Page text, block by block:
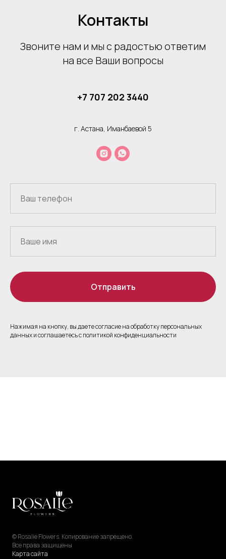
Контакты
Звоните нам и мы с радостью ответим
на все Ваши вопросы
+7 707 202 3440
г. Астана, Иманбаевой 5
Отправить
Нажимая на кнопку, вы даете согласие на обработку персональных
данных и соглашаетесь c политикой конфиденциальности
© Rosalie Flowers. Копирование запрещено.
Все права защищены
Карта сайта